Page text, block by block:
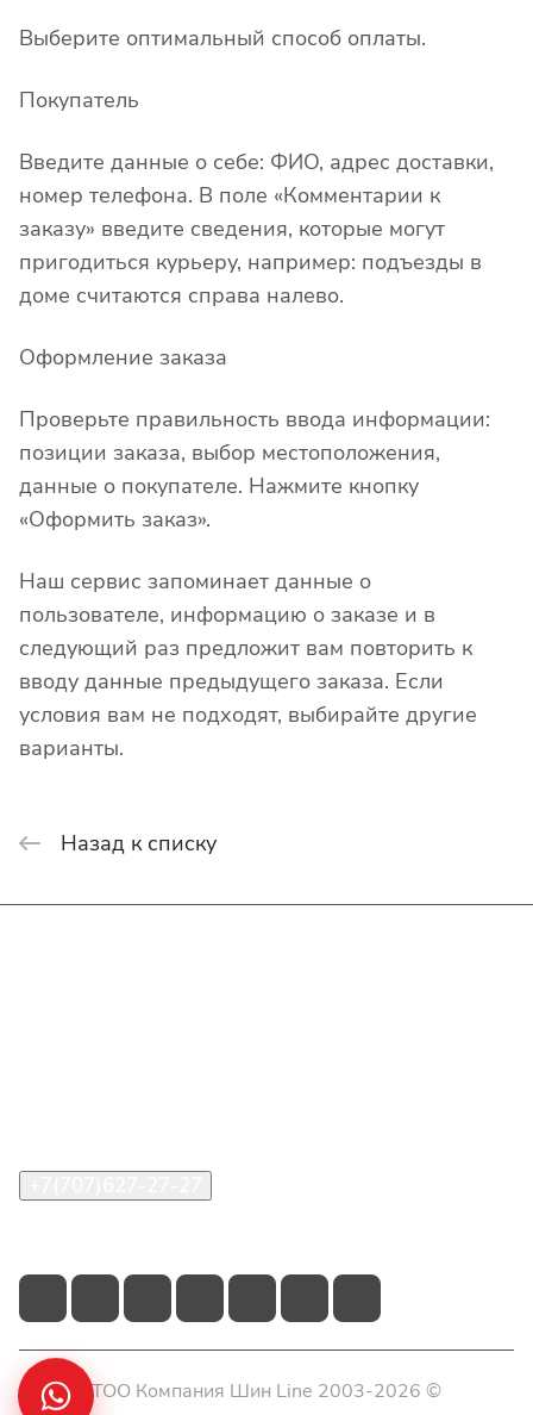
Выберите оптимальный способ оплаты.
Покупатель
Введите данные о себе: ФИО, адрес доставки,
номер телефона. В поле «Комментарии к
заказу» введите сведения, которые могут
пригодиться курьеру, например: подъезды в
доме считаются справа налево.
Оформление заказа
Проверьте правильность ввода информации:
позиции заказа, выбор местоположения,
данные о покупателе. Нажмите кнопку
«Оформить заказ».
Наш сервис запоминает данные о
пользователе, информацию о заказе и в
следующий раз предложит вам повторить к
вводу данные предыдущего заказа. Если
условия вам не подходят, выбирайте другие
варианты.
Назад к списку
© 2026 ТОО Компания Шин Line 2003-2026 ©